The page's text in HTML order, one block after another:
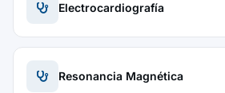
Electrocardiografía
Resonancia Magnética